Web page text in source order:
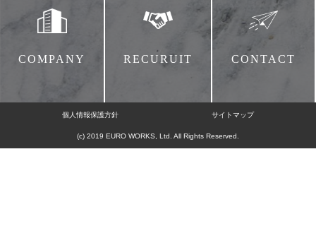
COMPANY RECURUIT CONTACT
個人情報保護方針 サイトマップ
(c) 2019 EURO WORKS, Ltd. All Rights Reserved.